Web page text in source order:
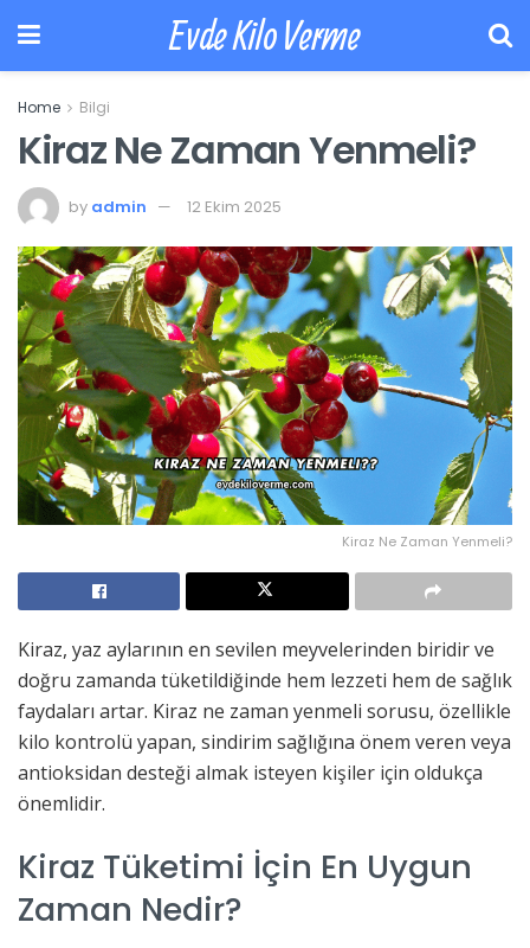
Evde Kilo Verme
Home Bilgi
Kiraz Ne Zaman Yenmeli?
by admin 12 Ekim 2025
Kiraz Ne Zaman Yenmeli?
Kiraz, yaz aylarının en sevilen meyvelerinden biridir ve
doğru zamanda tüketildiğinde hem lezzeti hem de sağlık
faydaları artar. Kiraz ne zaman yenmeli sorusu, özellikle
kilo kontrolü yapan, sindirim sağlığına önem veren veya
antioksidan desteği almak isteyen kişiler için oldukça
önemlidir.
Kiraz Tüketimi İçin En Uygun
Zaman Nedir?